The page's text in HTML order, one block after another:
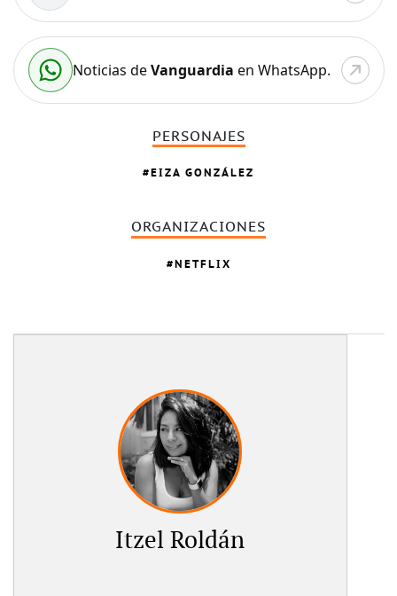
Noticias deVanguardia en WhatsApp.
PERSONAJES
EIZA GONZÁLEZ
ORGANIZACIONES
NETFLIX
Itzel Roldán